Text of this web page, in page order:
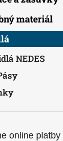
materiál
NEDES
online platby